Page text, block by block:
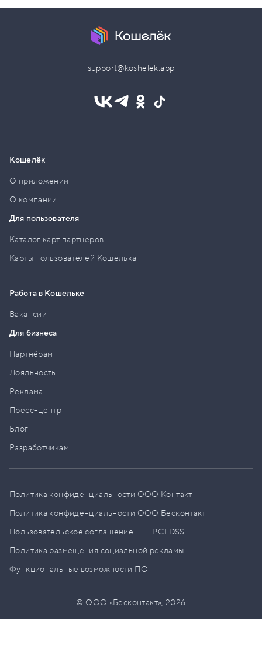
support@koshelek.app
Кошелёк
О приложении
О компании
Для пользователя
Каталог карт партнёров
Карты пользователей Кошелька
Работа в Кошельке
Вакансии
Для бизнеса
Партнёрам
Лояльность
Реклама
Пресс–центр
Блог
Разработчикам
Политика конфиденциальности ООО Контакт
Политика конфиденциальности ООО Бесконтакт
Пользовательское соглашение
PCI DSS
Политика размещения социальной рекламы
Функциональные возможности ПО
© ООО «Бесконтакт»,2026